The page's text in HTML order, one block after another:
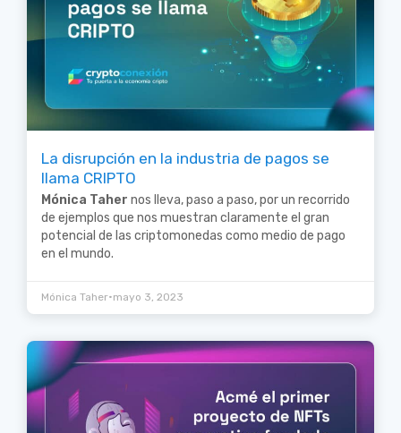
La disrupción en la industria de pagos se
llama CRIPTO
Mónica Taher nos lleva, paso a paso, por un recorrido
de ejemplos que nos muestran claramente el gran
potencial de las criptomonedas como medio de pago
en el mundo.
Mónica Taher•mayo 3, 2023